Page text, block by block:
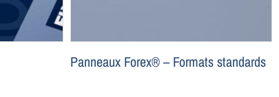
Panneaux Forex® – Formats standards